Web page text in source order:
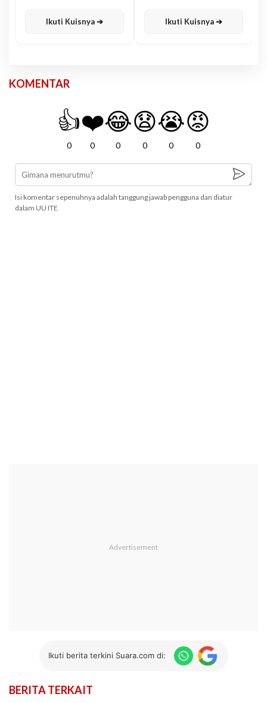
Ikuti Kuisnya ➔ Ikuti Kuisnya ➔
KOMENTAR
👍
0
❤️
0
😂
0
😧
0
😭
0
😡
0
Isi komentar sepenuhnya adalah tanggung jawab pengguna dan diatur
dalam UU ITE
Ikuti berita terkini Suara.com di:
BERITA TERKAIT